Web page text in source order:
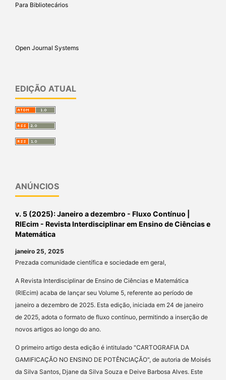
Para Bibliotecários
Open Journal Systems
EDIÇÃO ATUAL
ANÚNCIOS
v. 5 (2025): Janeiro a dezembro - Fluxo Contínuo |
RIEcim - Revista Interdisciplinar em Ensino de Ciências e
Matemática
janeiro 25, 2025
Prezada comunidade científica e sociedade em geral,
A Revista Interdisciplinar de Ensino de Ciências e Matemática
(RIEcim) acaba de lançar seu Volume 5, referente ao período de
janeiro a dezembro de 2025. Esta edição, iniciada em 24 de janeiro
de 2025, adota o formato de fluxo contínuo, permitindo a inserção de
novos artigos ao longo do ano.
O primeiro artigo desta edição é intitulado "CARTOGRAFIA DA
GAMIFICAÇÃO NO ENSINO DE POTÊNCIAÇÃO", de autoria de Moisés
da Silva Santos, Djane da Silva Souza e Deive Barbosa Alves. Este